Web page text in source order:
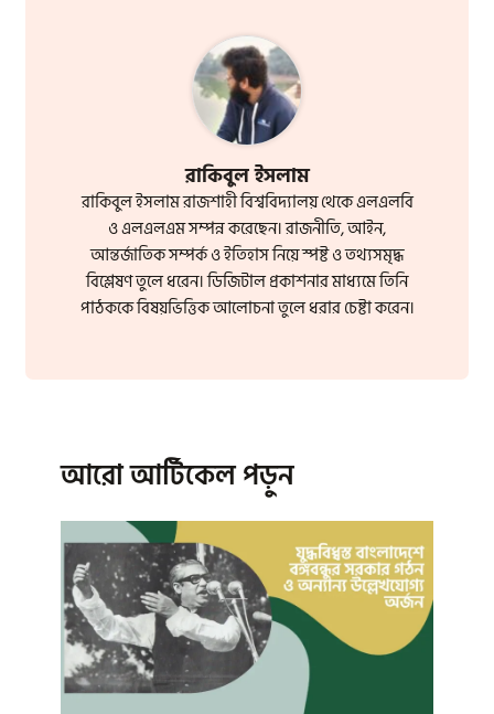
রাকিবুল ইসলাম
রাকিবুল ইসলাম রাজশাহী বিশ্ববিদ্যালয় থেকে এলএলবি
ও এলএলএম সম্পন্ন করেছেন। রাজনীতি, আইন,
আন্তর্জাতিক সম্পর্ক ও ইতিহাস নিয়ে স্পষ্ট ও তথ্যসমৃদ্ধ
বিশ্লেষণ তুলে ধরেন। ডিজিটাল প্রকাশনার মাধ্যমে তিনি
পাঠককে বিষয়ভিত্তিক আলোচনা তুলে ধরার চেষ্টা করেন।
আরো আর্টিকেল পড়ুন